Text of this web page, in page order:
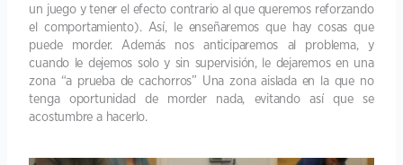
un juego y tener el efecto contrario al que queremos reforzando
el comportamiento). Así, le enseñaremos que hay cosas que
puede morder. Además nos anticiparemos al problema, y
cuando le dejemos solo y sin supervisión, le dejaremos en una
zona “a prueba de cachorros” Una zona aislada en la que no
tenga oportunidad de morder nada, evitando así que se
acostumbre a hacerlo.